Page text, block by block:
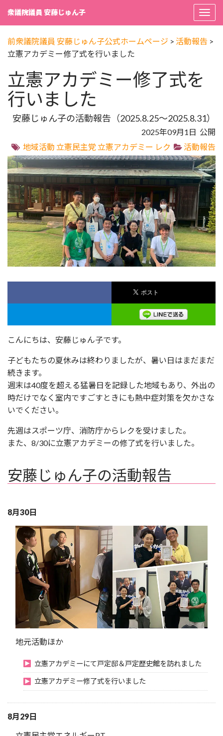
衆議院議員 安藤じゅん子
前衆議院議員 安藤じゅん子公式ホームページ > 活動報告 >
立憲アカデミー修了式を行いました
立憲アカデミー修了式を
行いました
安藤じゅん子の活動報告（2025.8.25～2025.8.31）
2025年09月1日 公開
地域活動 立憲民主党 立憲アカデミー レク 活動報告
こんにちは、安藤じゅん子です。
子どもたちの夏休みは終わりましたが、暑い日はまだまだ
続きます。
週末は40度を超える猛暑日を記録した地域もあり、外出の
時だけでなく室内ですごすときにも熱中症対策を欠かさな
いでください。
先週はスポーツ庁、消防庁からレクを受けました。
また、8/30に立憲アカデミーの修了式を行いました。
安藤じゅん子の活動報告
8月30日
地元活動ほか
立憲アカデミーにて戸定邸＆戸定歴史館を訪れました
立憲アカデミー修了式を行いました
8月29日